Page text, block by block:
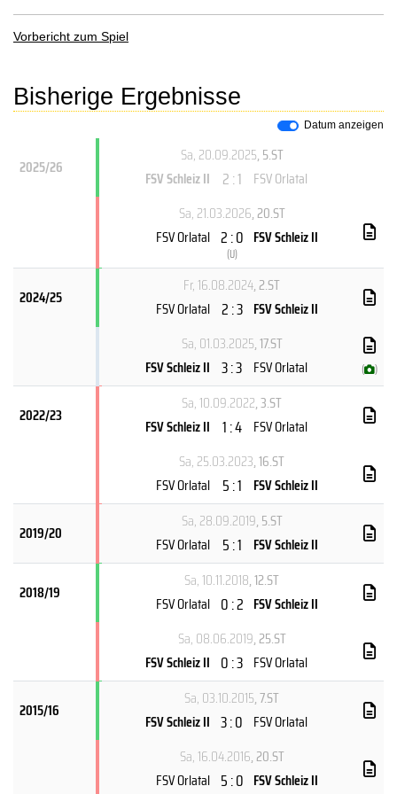
Vorbericht zum Spiel
Bisherige Ergebnisse
Datum anzeigen
2025/26
Sa, 20.09.2025, 5.ST
FSV Schleiz II
2 : 1 FSV Orlatal
Sa, 21.03.2026, 20.ST
FSV Orlatal 2 : 0
(U)
FSV Schleiz II
2024/25
Fr, 16.08.2024, 2.ST
FSV Orlatal 2 : 3 FSV Schleiz II
Sa, 01.03.2025, 17.ST
FSV Schleiz II 3 : 3 FSV Orlatal ( )
2022/23
Sa, 10.09.2022, 3.ST
FSV Schleiz II 1 : 4 FSV Orlatal
Sa, 25.03.2023, 16.ST
FSV Orlatal 5 : 1 FSV Schleiz II
2019/20
Sa, 28.09.2019, 5.ST
FSV Orlatal 5 : 1 FSV Schleiz II
2018/19
Sa, 10.11.2018, 12.ST
FSV Orlatal 0 : 2 FSV Schleiz II
Sa, 08.06.2019, 25.ST
FSV Schleiz II 0 : 3 FSV Orlatal
2015/16
Sa, 03.10.2015, 7.ST
FSV Schleiz II 3 : 0 FSV Orlatal
Sa, 16.04.2016, 20.ST
FSV Orlatal 5 : 0 FSV Schleiz II